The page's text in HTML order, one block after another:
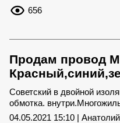
656
Продам провод
Советский в двойной
обмотка.
04.05.2021 15:10 | Анатолий